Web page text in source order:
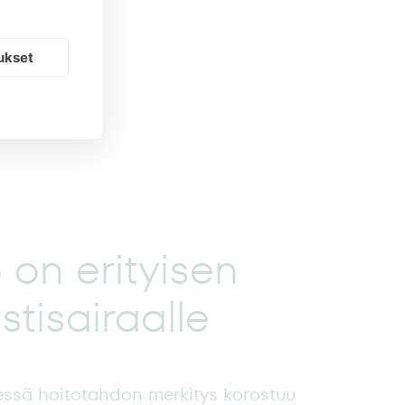
erityisen
hoitotahdon merkitys korostuu